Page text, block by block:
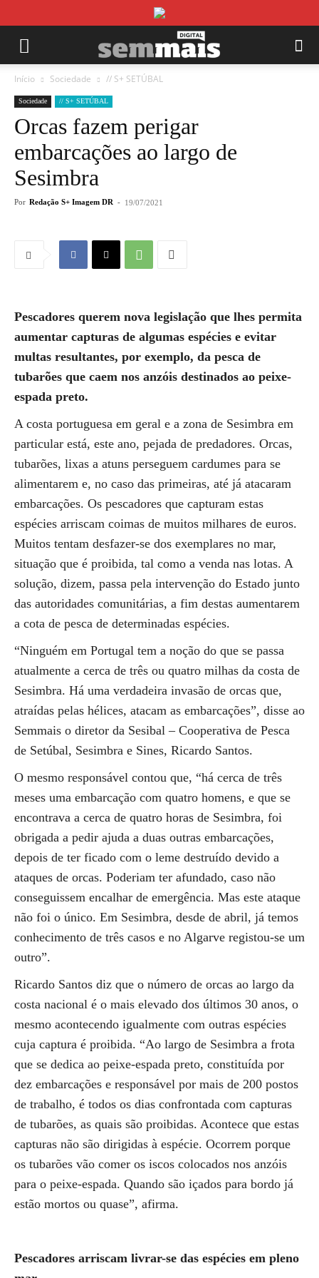
Início Sociedade // S+ SETÚBAL
Sociedade // S+ SETÚBAL
Orcas fazem perigar
embarcações ao largo de
Sesimbra
Por Redação S+ Imagem DR - 19/07/2021
Pescadores querem nova legislação que lhes permita
aumentar capturas de algumas espécies e evitar
multas resultantes, por exemplo, da pesca de
tubarões que caem nos anzóis destinados ao peixe-
espada preto.
A costa portuguesa em geral e a zona de Sesimbra em
particular está, este ano, pejada de predadores. Orcas,
tubarões, lixas a atuns perseguem cardumes para se
alimentarem e, no caso das primeiras, até já atacaram
embarcações. Os pescadores que capturam estas
espécies arriscam coimas de muitos milhares de euros.
Muitos tentam desfazer-se dos exemplares no mar,
situação que é proibida, tal como a venda nas lotas. A
solução, dizem, passa pela intervenção do Estado junto
das autoridades comunitárias, a fim destas aumentarem
a cota de pesca de determinadas espécies.
“Ninguém em Portugal tem a noção do que se passa
atualmente a cerca de três ou quatro milhas da costa de
Sesimbra. Há uma verdadeira invasão de orcas que,
atraídas pelas hélices, atacam as embarcações”, disse ao
Semmais o diretor da Sesibal – Cooperativa de Pesca
de Setúbal, Sesimbra e Sines, Ricardo Santos.
O mesmo responsável contou que, “há cerca de três
meses uma embarcação com quatro homens, e que se
encontrava a cerca de quatro horas de Sesimbra, foi
obrigada a pedir ajuda a duas outras embarcações,
depois de ter ficado com o leme destruído devido a
ataques de orcas. Poderiam ter afundado, caso não
conseguissem encalhar de emergência. Mas este ataque
não foi o único. Em Sesimbra, desde de abril, já temos
conhecimento de três casos e no Algarve registou-se um
outro”.
Ricardo Santos diz que o número de orcas ao largo da
costa nacional é o mais elevado dos últimos 30 anos, o
mesmo acontecendo igualmente com outras espécies
cuja captura é proibida. “Ao largo de Sesimbra a frota
que se dedica ao peixe-espada preto, constituída por
dez embarcações e responsável por mais de 200 postos
de trabalho, é todos os dias confrontada com capturas
de tubarões, as quais são proibidas. Acontece que estas
capturas não são dirigidas à espécie. Ocorrem porque
os tubarões vão comer os iscos colocados nos anzóis
para o peixe-espada. Quando são içados para bordo já
estão mortos ou quase”, afirma.
Pescadores arriscam livrar-se das espécies em pleno